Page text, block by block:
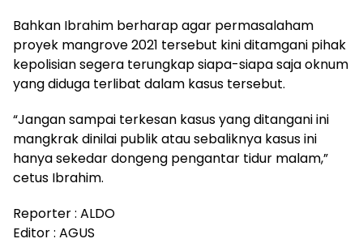
Bahkan Ibrahim berharap agar permasalaham
proyek mangrove 2021 tersebut kini ditamgani pihak
kepolisian segera terungkap siapa-siapa saja oknum
yang diduga terlibat dalam kasus tersebut.
“Jangan sampai terkesan kasus yang ditangani ini
mangkrak dinilai publik atau sebaliknya kasus ini
hanya sekedar dongeng pengantar tidur malam,”
cetus Ibrahim.
Reporter : ALDO
Editor : AGUS